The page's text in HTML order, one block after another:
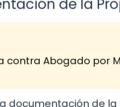
de la
contra Abogado por
documentación de